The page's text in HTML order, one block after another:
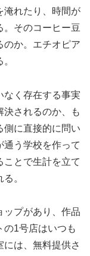
淹れたり、時間が
。そのコーヒー豆
のか。エチオピア
なく存在する事実
決されるのか、も
側に直接的に問い
通う学校を作って
ことで生計を立て
。
ップがあり、作品
の1号店はいつも
は、無料提供さ